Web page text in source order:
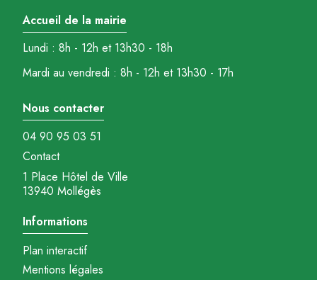
Accueil de la mairie
Lundi : 8h - 12h et 13h30 - 18h
Mardi au vendredi : 8h - 12h et 13h30 - 17h
Nous contacter
04 90 95 03 51
Contact
1 Place Hôtel de Ville
13940 Mollégès
Informations
Plan interactif
Mentions légales